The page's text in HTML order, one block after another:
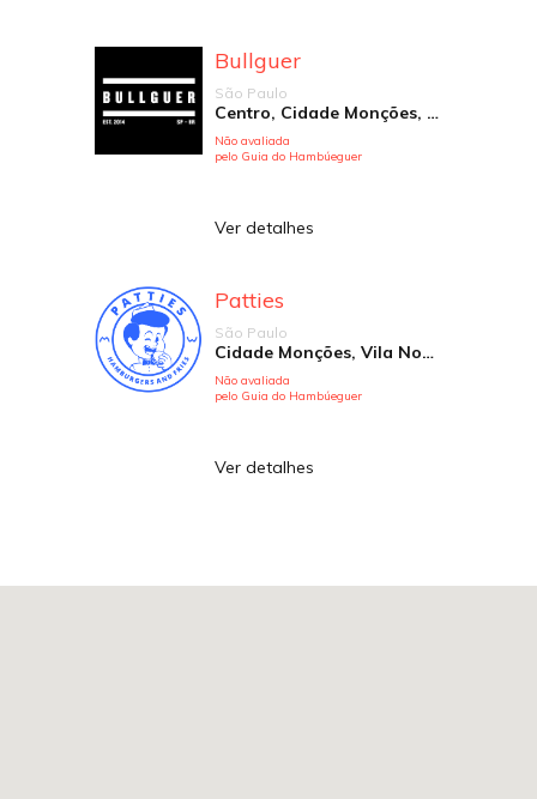
Bullguer
São Paulo
Centro, Cidade Monções, Higienópolis, Jardim Anália Franco, Jardim Paulista, Paraíso, Perdizes, Pinheiros, República, Santana, Santo André, Vila Andrade, Vila Brandina, Vila Madalena, Vila Mariana, Vila Nova Conceição, Vila Romana
Não avaliada
pelo Guia do Hambúeguer
Ver detalhes
Patties
São Paulo
Cidade Monções, Vila Nova Conceição
Não avaliada
pelo Guia do Hambúeguer
Ver detalhes